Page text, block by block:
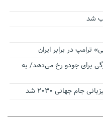
شد
ترامپ در برابر ایران
برای جودو رخ می‌دهد/ به
جهانی ۲۰۳۰ شد